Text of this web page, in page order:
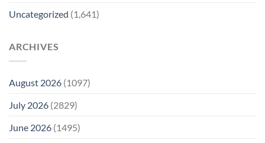
Uncategorized (1,641)
ARCHIVES
August 2026 (1097)
July 2026 (2829)
June 2026 (1495)